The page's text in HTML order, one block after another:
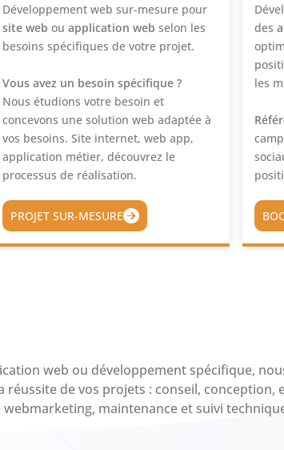
Développement web sur-mesure pour
site web ou application web selon les
besoins spécifiques de votre projet.
Vous avez un besoin spécifique ?
Nous étudions votre besoin et
concevons une solution web adaptée à
vos besoins. Site internet, web app,
application métier, découvrez le
processus de réalisation.
PROJET SUR-MESURE
des
les
web ou développement spécifique,
de vos projets : conseil, conception,
maintenance et suivi